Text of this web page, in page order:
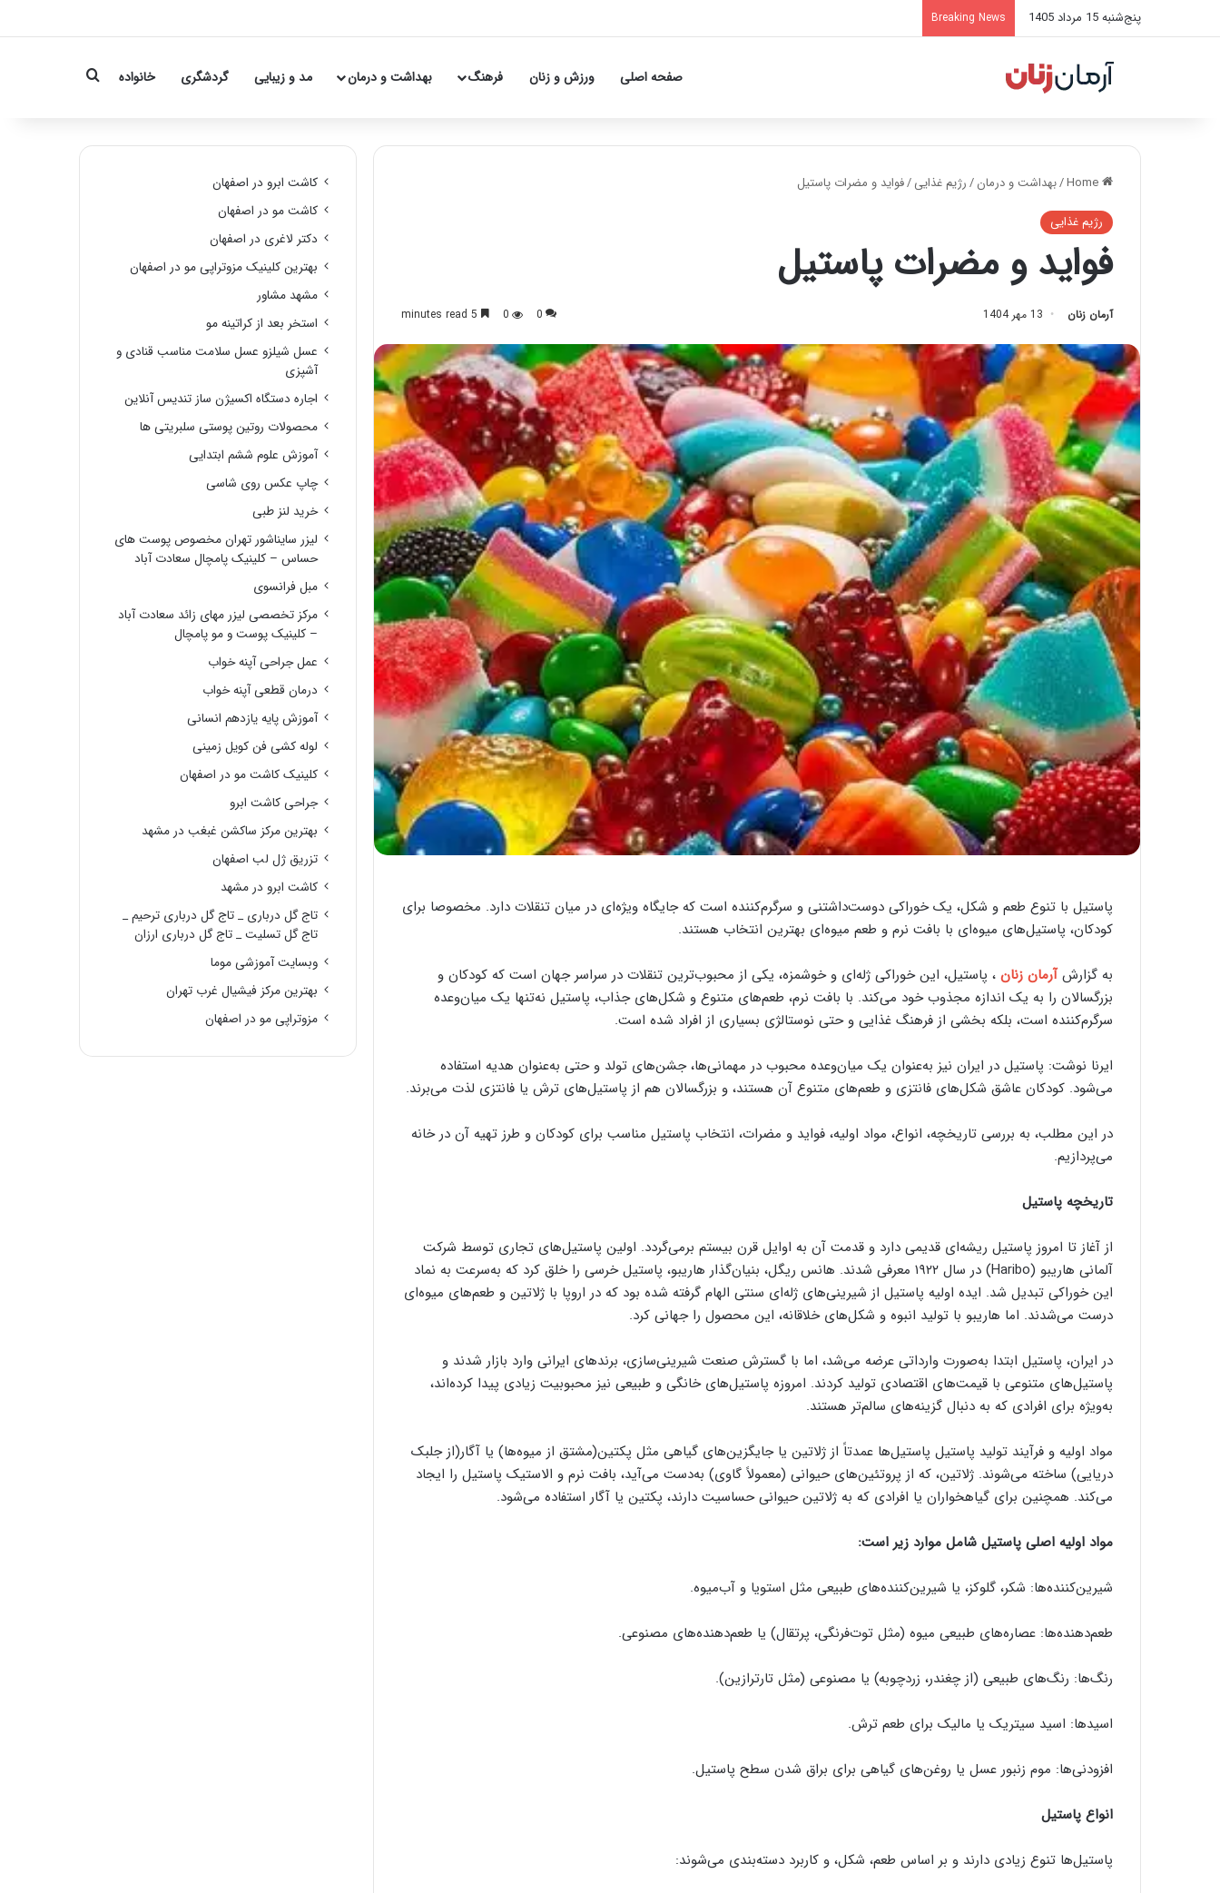
پنج‌شنبه 15 مرداد 1405 Breaking News
صفحه اصلی ورزش و زنان فرهنگ بهداشت و درمان مد و زیبایی گردشگری خانواده Search for
/بهداشت و درمان/رژیم غذایی/فواید و مضرات پاستیل
رژیم غذایی
فواید و مضرات پاستیل
آرمان زنان 13 مهر 1404 0
0
پاستیل با تنوع طعم و شکل، یک خوراکی دوست‌داشتنی و سرگرم‌کننده است که جایگاه ویژه‌ای در میان تنقلات دارد. مخصوصا برای
کودکان، پاستیل‌های میوه‌ای با بافت نرم و طعم میوه‌ای بهترین انتخاب‌ هستند.
به گزارشآرمان زنان ، پاستیل، این خوراکی ژله‌ای و خوشمزه، یکی از محبوب‌ترین تنقلات در سراسر جهان است که کودکان و
بزرگسالان را به یک اندازه مجذوب خود می‌کند. با بافت نرم، طعم‌های متنوع و شکل‌های جذاب، پاستیل نه‌تنها یک میان‌وعده
سرگرم‌کننده است، بلکه بخشی از فرهنگ غذایی و حتی نوستالژی بسیاری از افراد شده است.
ایرنا نوشت: پاستیل در ایران نیز به‌عنوان یک میان‌وعده محبوب در مهمانی‌ها، جشن‌های تولد و حتی به‌عنوان هدیه استفاده
می‌شود. کودکان عاشق شکل‌های فانتزی و طعم‌های متنوع آن هستند، و بزرگسالان هم از پاستیل‌های ترش یا فانتزی لذت می‌برند.
در این مطلب، به بررسی تاریخچه، انواع، مواد اولیه، فواید و مضرات، انتخاب پاستیل مناسب برای کودکان و طرز تهیه آن در خانه
می‌پردازیم.
تاریخچه پاستیل
از آغاز تا امروز پاستیل ریشه‌ای قدیمی دارد و قدمت آن به اوایل قرن بیستم برمی‌گردد. اولین پاستیل‌های تجاری توسط شرکت
آلمانی هاریبو (Haribo) در سال ۱۹۲۲ معرفی شدند. هانس ریگل، بنیان‌گذار هاریبو، پاستیل خرسی را خلق کرد که به‌سرعت به نماد
این خوراکی تبدیل شد. ایده اولیه پاستیل از شیرینی‌های ژله‌ای سنتی الهام گرفته شده بود که در اروپا با ژلاتین و طعم‌های میوه‌ای
درست می‌شدند. اما هاریبو با تولید انبوه و شکل‌های خلاقانه، این محصول را جهانی کرد.
در ایران، پاستیل ابتدا به‌صورت وارداتی عرضه می‌شد، اما با گسترش صنعت شیرینی‌سازی، برندهای ایرانی وارد بازار شدند و
پاستیل‌های متنوعی با قیمت‌های اقتصادی تولید کردند. امروزه پاستیل‌های خانگی و طبیعی نیز محبوبیت زیادی پیدا کرده‌اند،
به‌ویژه برای افرادی که به دنبال گزینه‌های سالم‌تر هستند.
مواد اولیه و فرآیند تولید پاستیل پاستیل‌ها عمدتاً از ژلاتین یا جایگزین‌های گیاهی مثل پکتین(مشتق از میوه‌ها) یا آگار(از جلبک
دریایی) ساخته می‌شوند. ژلاتین، که از پروتئین‌های حیوانی (معمولاً گاوی) به‌دست می‌آید، بافت نرم و الاستیک پاستیل را ایجاد
می‌کند. همچنین برای گیاهخواران یا افرادی که به ژلاتین حیوانی حساسیت دارند، پکتین یا آگار استفاده می‌شود.
مواد اولیه اصلی پاستیل شامل موارد زیر است:
شیرین‌کننده‌ها: شکر، گلوکز، یا شیرین‌کننده‌های طبیعی مثل استویا و آب‌میوه.
طعم‌دهنده‌ها: عصاره‌های طبیعی میوه (مثل توت‌فرنگی، پرتقال) یا طعم‌دهنده‌های مصنوعی.
رنگ‌ها: رنگ‌های طبیعی (از چغندر، زردچوبه) یا مصنوعی (مثل تارترازین).
اسیدها: اسید سیتریک یا مالیک برای طعم ترش.
افزودنی‌ها: موم زنبور عسل یا روغن‌های گیاهی برای براق شدن سطح پاستیل.
انواع پاستیل
پاستیل‌ها تنوع زیادی دارند و بر اساس طعم، شکل، و کاربرد دسته‌بندی می‌شوند:
کاشت ابرو در اصفهان
کاشت مو در اصفهان
دکتر لاغری در اصفهان
بهترین کلینیک مزوتراپی مو در اصفهان
مشهد مشاور
استخر بعد از کراتینه مو
عسل شیلزو عسل سلامت مناسب قنادی و
آشپزی
اجاره دستگاه اکسیژن ساز تندیس آنلاین
محصولات روتین پوستی سلبریتی ها
آموزش علوم ششم ابتدایی
چاپ عکس روی شاسی
خرید لنز طبی
لیزر سایناشور تهران مخصوص پوست های
حساس – کلینیک پامچال سعادت آباد
مبل فرانسوی
مرکز تخصصی لیزر مهای زائد سعادت آباد
– کلینیک پوست و مو پامچال
عمل جراحی آپنه خواب
درمان قطعی آپنه خواب
آموزش پایه یازدهم انسانی
لوله کشی فن کویل زمینی
کلینیک کاشت مو در اصفهان
جراحی کاشت ابرو
بهترین مرکز ساکشن غبغب در مشهد
تزریق ژل لب اصفهان
کاشت ابرو در مشهد
تاج گل درباری _ تاج گل درباری ترحیم _
تاج گل تسلیت _ تاج گل درباری ارزان
وبسایت آموزشی موما
بهترین مرکز فیشیال غرب تهران
مزوتراپی مو در اصفهان